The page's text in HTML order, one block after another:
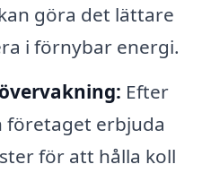
göra det lättare
i förnybar energi.
Efter
företaget erbjuda
för att hålla koll